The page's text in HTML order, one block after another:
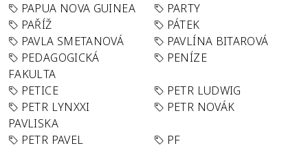
PAPUA NOVA GUINEA
PARTY
PAŘÍŽ
PÁTEK
PAVLA SMETANOVÁ
PAVLÍNA BITAROVÁ
PEDAGOGICKÁ
FAKULTA
PENÍZE
PETICE
PETR LUDWIG
PETR LYNXXI
PAVLISKA
PETR NOVÁK
PETR PAVEL
PF